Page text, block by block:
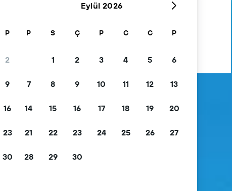
P
2
9
16
23
30
Eylül 2026
P S Ç P C C P
1 2 3 4 5 6
7 8 9 10 11 12 13
14 15 16 17 18 19 20
21 22 23 24 25 26 27
28 29 30